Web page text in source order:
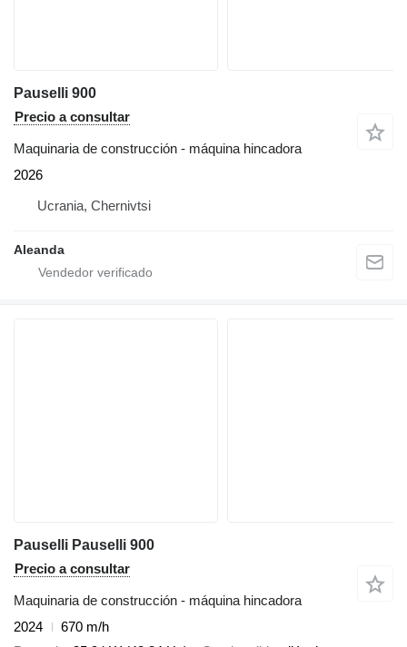
Pauselli 900
Precio a consultar
Maquinaria de construcción - máquina hincadora
2026
Ucrania, Chernivtsi
Aleanda
Pauselli Pauselli 900
Precio a consultar
Maquinaria de construcción - máquina hincadora
2024
670 m/h